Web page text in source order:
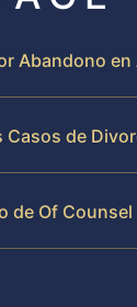
Abandono
Casos de
de Of